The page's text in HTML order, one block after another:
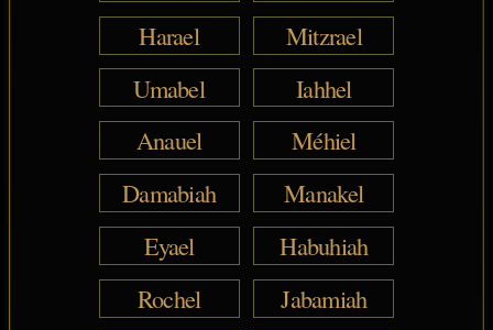
Harael
Mitzrael
Umabel
Iahhel
Anauel
Méhiel
Damabiah
Manakel
Eyael
Habuhiah
Rochel
Jabamiah